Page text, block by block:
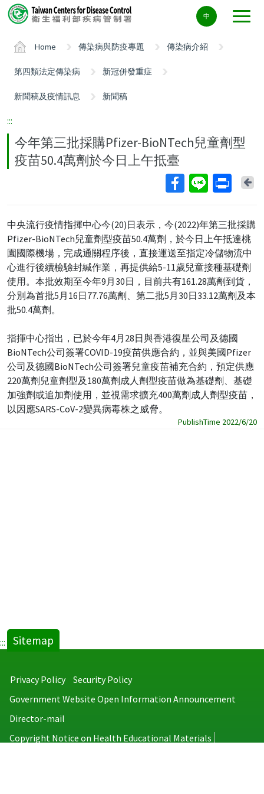
Center
block
中
Home 傳染病與防疫專題 傳染病介紹
第四類法定傳染病 新冠併發重症
新聞稿及疫情訊息 新聞稿
:::
今年第三批採購Pfizer-BioNTech兒童劑型
疫苗50.4萬劑於今日上午抵臺
中央流行疫情指揮中心今(20)日表示，今(2022)年第三批採購
Pfizer-BioNTech兒童劑型疫苗50.4萬劑，於今日上午抵達桃
園國際機場，完成通關程序後，直接運送至指定冷儲物流中
心進行後續檢驗封緘作業，再提供給5-11歲兒童接種基礎劑
使用。本批效期至今年9月30日，目前共有161.28萬劑到貨，
分別為首批5月16日77.76萬劑、第二批5月30日33.12萬劑及本
批50.4萬劑。
指揮中心指出，已於今年4月28日與香港復星公司及德國
BioNTech公司簽署COVID-19疫苗供應合約，並與美國Pfizer
公司及德國BioNTech公司簽署兒童疫苗補充合約，預定供應
220萬劑兒童劑型及180萬劑成人劑型疫苗做為基礎劑、基礎
加強劑或追加劑使用，並視需求擴充400萬劑成人劑型疫苗，
以因應SARS-CoV-2變異病毒株之威脅。
PublishTime 2022/6/20
::: Sitemap
Privacy Policy
Security Policy
Government Website Open Information Announcement
Director-mail
Copyright Notice on Health Educational Materials